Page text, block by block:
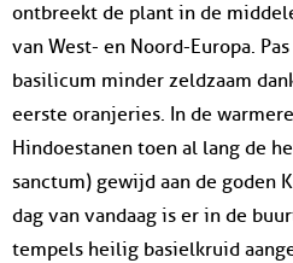
ontbreekt de plant in de
van West- en Noord-Europa.
basilicum minder zeldzaam
eerste oranjeries. In de
Hindoestanen toen al lang de
sanctum) gewijd aan de goden
dag van vandaag is er in de
tempels heilig basielkruid